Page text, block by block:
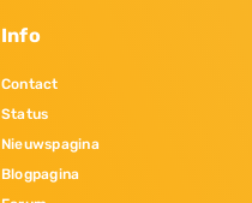
Info
Contact
Status
Nieuwspagina
Blogpagina